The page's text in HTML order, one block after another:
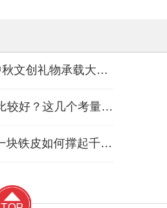
徽章,冰箱贴,书签：定制中秋文创礼物承载大团圆！
夜光徽章定制找哪家工厂比较好？这几个考量维度要记住！
二次元动漫IP文创徽章：一块铁皮如何撑起千亿“谷子经济”？